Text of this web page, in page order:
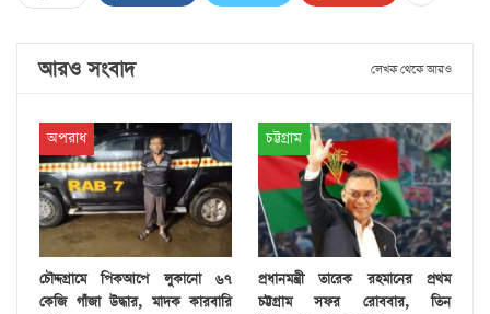
আরও সংবাদ লেখক থেকে আরও
অপরাধ
চৌদ্দগ্রামে পিকআপে লুকানো ৬৭
কেজি গাঁজা উদ্ধার, মাদক কারবারি
চট্টগ্রাম
প্রধানমন্ত্রী তারেক রহমানের প্রথম
চট্টগ্রাম সফর রোববার, তিন